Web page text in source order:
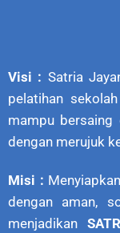
Visi : Satria
pelatihan
mampu
dengan merujuk
Misi :
dengan aman,
menjadikan